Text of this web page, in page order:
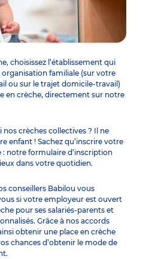
, choisissez l’établissement qui
familiale (sur votre
ou sur le trajet domicile-travail)
en crèche, directement sur notre
crèches collectives ? Il ne
enfant ! Sachez qu’inscrire votre
: notre formulaire d’inscription
dans votre quotidien.
conseillers Babilou vous
si votre employeur est ouvert
pour ses salariés-parents et
Grâce à nos accords
obtenir une place en crèche
chances d’obtenir le mode de